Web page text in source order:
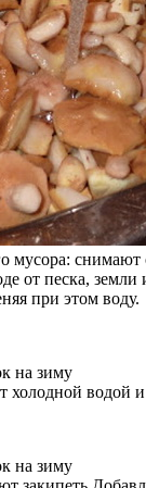
мусора:
от песка, земли
при этом воду.
водой